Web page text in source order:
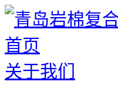
首页
关于我们